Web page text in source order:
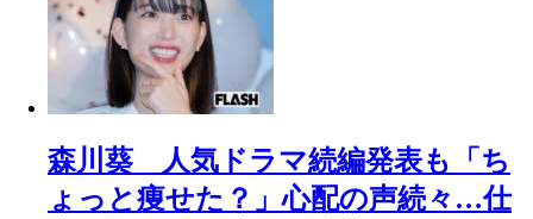
森川葵 人気ドラマ続編発表も「ち
ょっと痩せた？」心配の声続々…仕